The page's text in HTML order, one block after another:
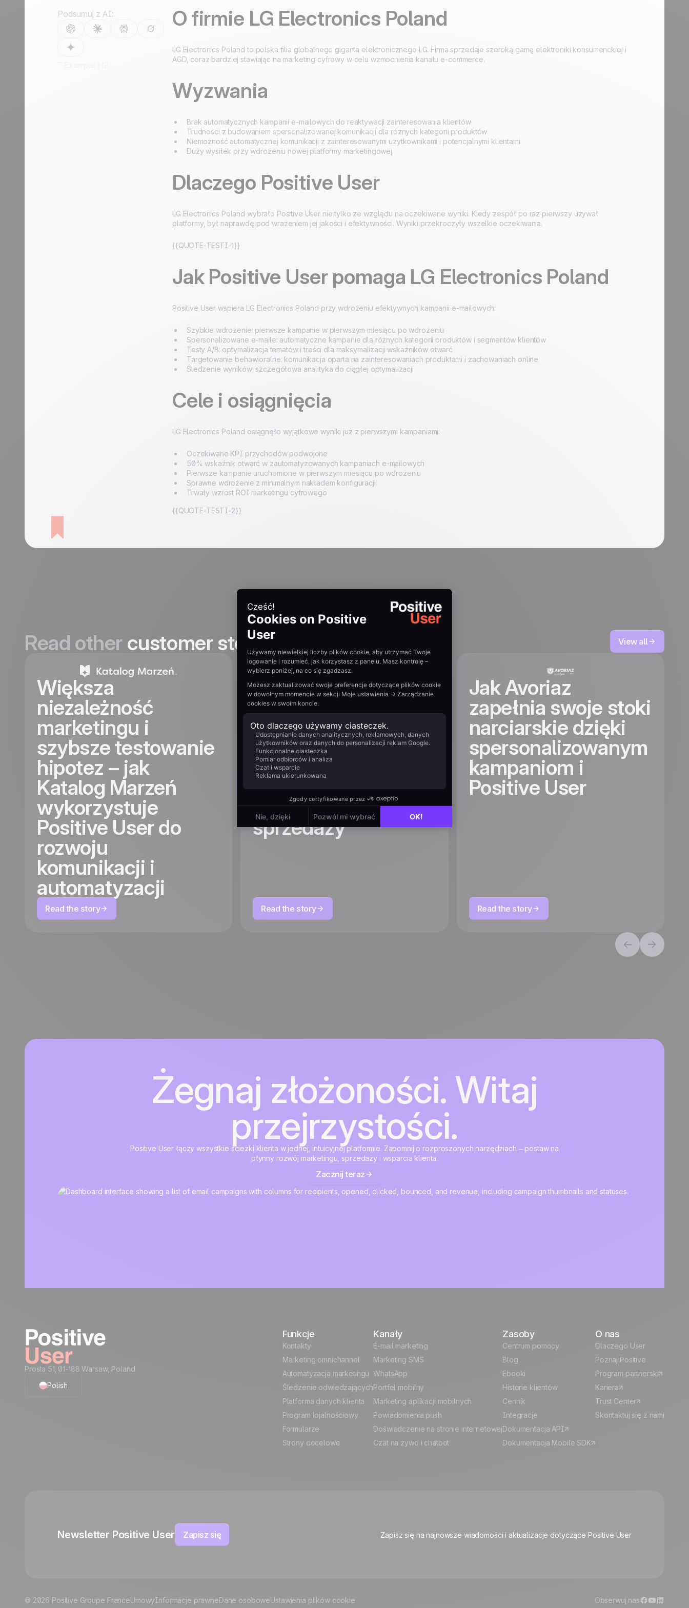
Odkryj Odkryj
4.8 na Trustpilot
Certyfikat ISO 27001
100% stworzone i
hostowane w Europie
Podsumuj z AI: O firmie LG Electronics Poland
LG Electronics Poland to polska filia globalnego giganta elektronicznego LG. Firma sprzedaje szeroką gamę elektroniki konsumenckiej i
AGD, coraz bardziej stawiając na marketing cyfrowy w celu wzmocnienia kanału e-commerce.
Wyzwania
Brak automatycznych kampanii e-mailowych do reaktywacji zainteresowania klientów
Trudności z budowaniem spersonalizowanej komunikacji dla różnych kategorii produktów
Niemożność automatycznej komunikacji z zainteresowanymi użytkownikami i potencjalnymi klientami
Duży wysiłek przy wdrożeniu nowej platformy marketingowej
Dlaczego Positive User
LG Electronics Poland wybrało Positive User nie tylko ze względu na oczekiwane wyniki. Kiedy zespół po raz pierwszy używał
platformy, był naprawdę pod wrażeniem jej jakości i efektywności. Wyniki przekroczyły wszelkie oczekiwania.
{{QUOTE-TESTI-1}}
Jak Positive User pomaga LG Electronics Poland
Positive User wspiera LG Electronics Poland przy wdrożeniu efektywnych kampanii e-mailowych:
Szybkie wdrożenie: pierwsze kampanie w pierwszym miesiącu po wdrożeniu
Spersonalizowane e-maile: automatyczne kampanie dla różnych kategorii produktów i segmentów klientów
Testy A/B: optymalizacja tematów i treści dla maksymalizacji wskaźników otwarć
Targetowanie behawioralne: komunikacja oparta na zainteresowaniach produktami i zachowaniach online
Śledzenie wyników: szczegółowa analityka do ciągłej optymalizacji
Cele i osiągnięcia
LG Electronics Poland osiągnęło wyjątkowe wyniki już z pierwszymi kampaniami:
Oczekiwane KPI przychodów podwojone
50% wskaźnik otwarć w zautomatyzowanych kampaniach e-mailowych
Pierwsze kampanie uruchomione w pierwszym miesiącu po wdrożeniu
Sprawne wdrożenie z minimalnym nakładem konfiguracji
Trwały wzrost ROI marketingu cyfrowego
{{QUOTE-TESTI-2}}
Read other customer stories View all
Większa
niezależność
marketingu i
szybsze testowanie
hipotez – jak
Katalog Marzeń
wykorzystuje
Positive User do
rozwoju
komunikacji i
automatyzacji
Read the story
20,5% konwersji
leadów na sprzedaż
– jak Liberty Motors
wykorzystuje
Positive User do
zarządzania
procesem
sprzedaży
Read the story
Jak Avoriaz
zapełnia swoje stoki
narciarskie dzięki
spersonalizowanym
kampaniom i
Positive User
Read the story
Żegnaj złożoności. Witaj
przejrzystości.
Positive User łączy wszystkie ścieżki klienta w jednej, intuicyjnej platformie. Zapomnij o rozproszonych narzędziach – postaw na
płynny rozwój marketingu, sprzedaży i wsparcia klienta.
Zacznij teraz
Prosta 51, 01-188 Warsaw, Poland
Polish
Funkcje
Kontakty
Marketing omnichannel
Automatyzacja marketingu
Śledzenie odwiedzających
Platforma danych klienta
Program lojalnościowy
Formularze
Strony docelowe
Kanały
E-mail marketing
Marketing SMS
WhatsApp
Portfel mobilny
Marketing aplikacji mobilnych
Powiadomienia push
Doświadczenie na stronie internetowej
Czat na żywo i chatbot
Zasoby
Centrum pomocy
Blog
Ebooki
Historie klientów
Cennik
Integracje
Dokumentacja API
Dokumentacja Mobile SDK
O nas
Dlaczego User
Poznaj Positive
Program partnerski
Kariera
Trust Center
Skontaktuj się z nami
Newsletter Positive User Zapisz się Zapisz się na najnowsze wiadomości i aktualizacje dotyczące Positive User
© 2026 Positive Groupe FranceUmowyInformacje prawneDane osoboweUstawienia plików cookie Obserwuj nas